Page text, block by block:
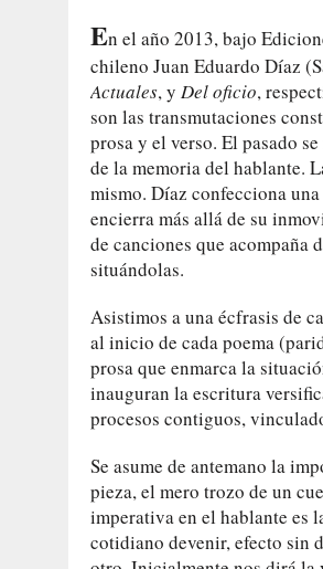
En el año 2013, bajo
chileno Juan Eduardo Díaz
Actuales, y Del oficio,
son las transmutaciones
prosa y el verso. El pasado
de la memoria del hablante.
mismo. Díaz confecciona
encierra más allá de su
de canciones que acompaña
situándolas.
Asistimos a una écfrasis de
al inicio de cada poema
prosa que enmarca la
inauguran la escritura
procesos contiguos,
Se asume de antemano la
pieza, el mero trozo de un
imperativa en el hablante es
cotidiano devenir, efecto sin